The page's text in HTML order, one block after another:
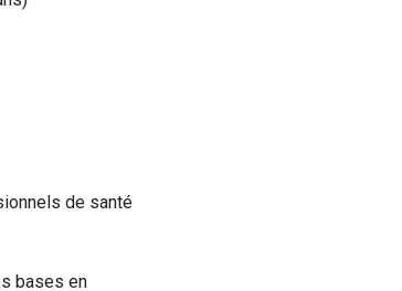
de santé
bases en